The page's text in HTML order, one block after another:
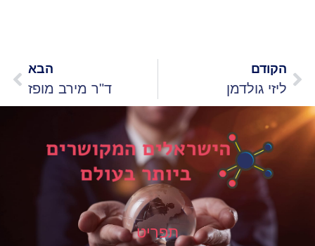
הקודם
ליזי גולדמן
הבא
ד"ר מירב מופז
תפריט